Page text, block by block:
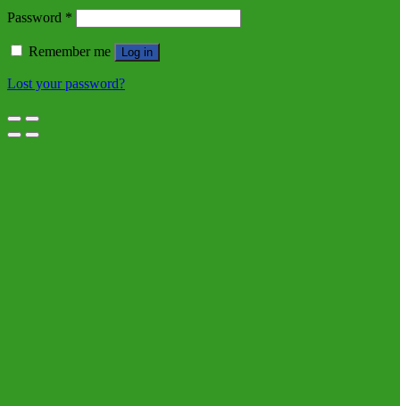
Password *
Remember me Log in
Lost your password?